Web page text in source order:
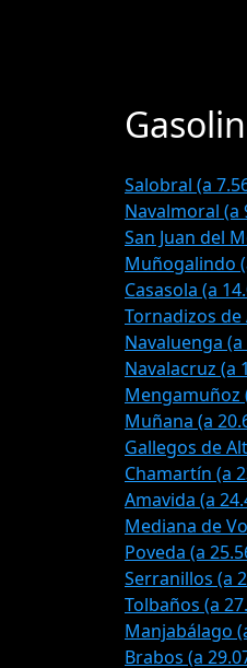
Salobral (a
Navalmoral (a
San Juan del
Muñogalindo
Casasola (a
Tornadizos de
Navaluenga
Navalacruz (a
Mengamuñoz
Muñana (a
Gallegos de
Chamartín (a
Amavida (a
Mediana de
Poveda (a
Serranillos (a
Tolbaños (a
Manjabálago
Brabos (a